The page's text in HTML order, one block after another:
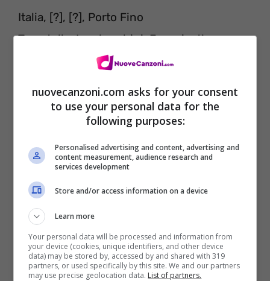
Italia, [?], [?], Porto Fino
Tarantella, Lamborghini, Ferrari o the
Milano
Pizza, [?], maccheroni, Sophia Loren, That’s
Amore.
nuovecanzoni.com asks for your consent
to use your personal data for the
following purposes:
Personalised advertising and content, advertising and
content measurement, audience research and
services development
Store and/or access information on a device
Learn more
Your personal data will be processed and information from
your device (cookies, unique identifiers, and other device
data) may be stored by, accessed by and shared with 319
partners, or used specifically by this site. We and our partners
may use precise geolocation data. List of partners.